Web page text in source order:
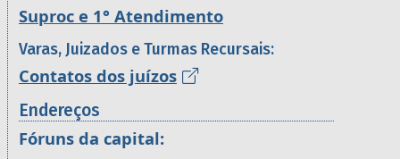
Suproc e 1° Atendimento
Varas, Juizados e Turmas Recursais:
Contatos dos juízos
Endereços
Fóruns da capital: